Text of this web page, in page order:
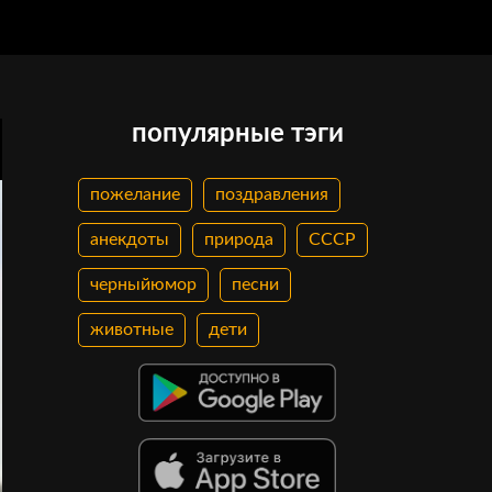
популярные тэги
пожелание поздравления
анекдоты природа СССР
черныйюмор песни
животные дети